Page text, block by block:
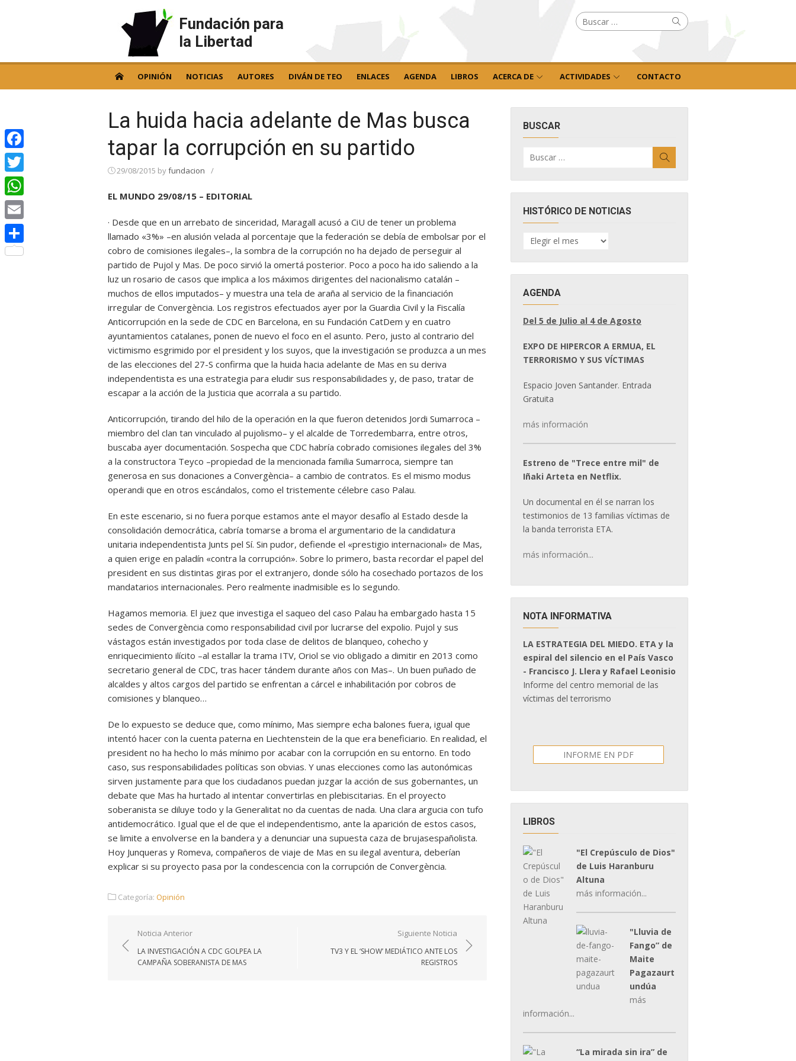
Fundación para
la Libertad
Buscar
por: Buscar
OPINIÓN NOTICIAS AUTORES DIVÁN DE TEO ENLACES AGENDA LIBROS ACERCA DE ACTIVIDADES CONTACTO
La huida hacia adelante de Mas busca
tapar la corrupción en su partido
29/08/2015 byfundacion /
EL MUNDO 29/08/15 – EDITORIAL
· Desde que en un arrebato de sinceridad, Maragall acusó a CiU de tener un problema
llamado «3%» –en alusión velada al porcentaje que la federación se debía de embolsar por el
cobro de comisiones ilegales–, la sombra de la corrupción no ha dejado de perseguir al
partido de Pujol y Mas. De poco sirvió la omertá posterior. Poco a poco ha ido saliendo a la
luz un rosario de casos que implica a los máximos dirigentes del nacionalismo catalán –
muchos de ellos imputados– y muestra una tela de araña al servicio de la financiación
irregular de Convergència. Los registros efectuados ayer por la Guardia Civil y la Fiscalía
Anticorrupción en la sede de CDC en Barcelona, en su Fundación CatDem y en cuatro
ayuntamientos catalanes, ponen de nuevo el foco en el asunto. Pero, justo al contrario del
victimismo esgrimido por el president y los suyos, que la investigación se produzca a un mes
de las elecciones del 27-S confirma que la huida hacia adelante de Mas en su deriva
independentista es una estrategia para eludir sus responsabilidades y, de paso, tratar de
escapar a la acción de la Justicia que acorrala a su partido.
Anticorrupción, tirando del hilo de la operación en la que fueron detenidos Jordi Sumarroca –
miembro del clan tan vinculado al pujolismo– y el alcalde de Torredembarra, entre otros,
buscaba ayer documentación. Sospecha que CDC habría cobrado comisiones ilegales del 3%
a la constructora Teyco –propiedad de la mencionada familia Sumarroca, siempre tan
generosa en sus donaciones a Convergència– a cambio de contratos. Es el mismo modus
operandi que en otros escándalos, como el tristemente célebre caso Palau.
En este escenario, si no fuera porque estamos ante el mayor desafío al Estado desde la
consolidación democrática, cabría tomarse a broma el argumentario de la candidatura
unitaria independentista Junts pel Sí. Sin pudor, defiende el «prestigio internacional» de Mas,
a quien erige en paladín «contra la corrupción». Sobre lo primero, basta recordar el papel del
president en sus distintas giras por el extranjero, donde sólo ha cosechado portazos de los
mandatarios internacionales. Pero realmente inadmisible es lo segundo.
Hagamos memoria. El juez que investiga el saqueo del caso Palau ha embargado hasta 15
sedes de Convergència como responsabilidad civil por lucrarse del expolio. Pujol y sus
vástagos están investigados por toda clase de delitos de blanqueo, cohecho y
enriquecimiento ilícito –al estallar la trama ITV, Oriol se vio obligado a dimitir en 2013 como
secretario general de CDC, tras hacer tándem durante años con Mas–. Un buen puñado de
alcaldes y altos cargos del partido se enfrentan a cárcel e inhabilitación por cobros de
comisiones y blanqueo…
De lo expuesto se deduce que, como mínimo, Mas siempre echa balones fuera, igual que
intentó hacer con la cuenta paterna en Liechtenstein de la que era beneficiario. En realidad, el
president no ha hecho lo más mínimo por acabar con la corrupción en su entorno. En todo
caso, sus responsabilidades políticas son obvias. Y unas elecciones como las autonómicas
sirven justamente para que los ciudadanos puedan juzgar la acción de sus gobernantes, un
debate que Mas ha hurtado al intentar convertirlas en plebiscitarias. En el proyecto
soberanista se diluye todo y la Generalitat no da cuentas de nada. Una clara argucia con tufo
antidemocrático. Igual que el de que el independentismo, ante la aparición de estos casos,
se limite a envolverse en la bandera y a denunciar una supuesta caza de brujasespañolista.
Hoy Junqueras y Romeva, compañeros de viaje de Mas en su ilegal aventura, deberían
explicar si su proyecto pasa por la condescencia con la corrupción de Convergència.
Categoría: Opinión
Navegación
de
entradas
Noticia Anterior
LA INVESTIGACIÓN A CDC GOLPEA LA
CAMPAÑA SOBERANISTA DE MAS
Siguiente Noticia
TV3 Y EL ‘SHOW’ MEDIÁTICO ANTE LOS
REGISTROS
BUSCAR
por:
HISTÓRICO DE NOTICIAS
HISTÓRICO
DE
AGENDA
Del 5 de Julio al 4 de Agosto
EXPO DE HIPERCOR A ERMUA, EL
TERRORISMO Y SUS VÍCTIMAS
Espacio Joven Santander. Entrada
Gratuita
más información
Estreno de "Trece entre mil" de
Iñaki Arteta en Netflix.
Un documental en él se narran los
testimonios de 13 familias víctimas de
la banda terrorista ETA.
más información...
NOTA INFORMATIVA
LA ESTRATEGIA DEL MIEDO. ETA y la
espiral del silencio en el País Vasco
- Francisco J. Llera y Rafael Leonisio
Informe del centro memorial de las
víctimas del terrorismo
INFORME EN PDF
LIBROS
"El Crepúsculo de Dios"
de Luis Haranburu
Altuna
más información...
"Lluvia de
Fango” de
Maite
Pagazaurt
undúa
más
información...
“La mirada sin ira” de
Facebook
Twitter
WhatsApp
Email
Compartir